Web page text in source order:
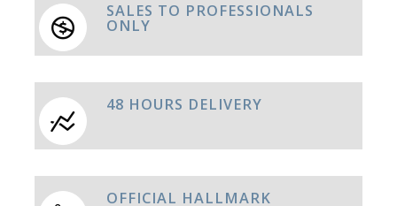
SALES TO PROFESSIONALS
ONLY
48 HOURS DELIVERY
OFFICIAL HALLMARK